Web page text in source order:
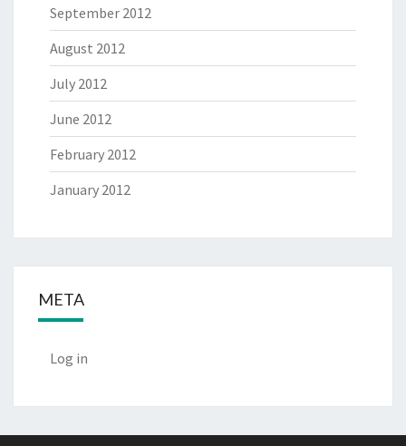
September 2012
August 2012
July 2012
June 2012
February 2012
January 2012
META
Log in